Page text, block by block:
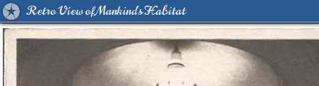
Retro View of Mankind's Habitat